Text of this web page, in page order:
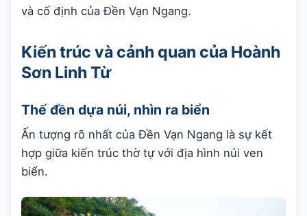
và cố định của Đền Vạn Ngang.
Kiến trúc và cảnh quan của Hoành
Sơn Linh Từ
Thế đền dựa núi, nhìn ra biển
Ấn tượng rõ nhất của Đền Vạn Ngang là sự kết
hợp giữa kiến trúc thờ tự với địa hình núi ven
biển.